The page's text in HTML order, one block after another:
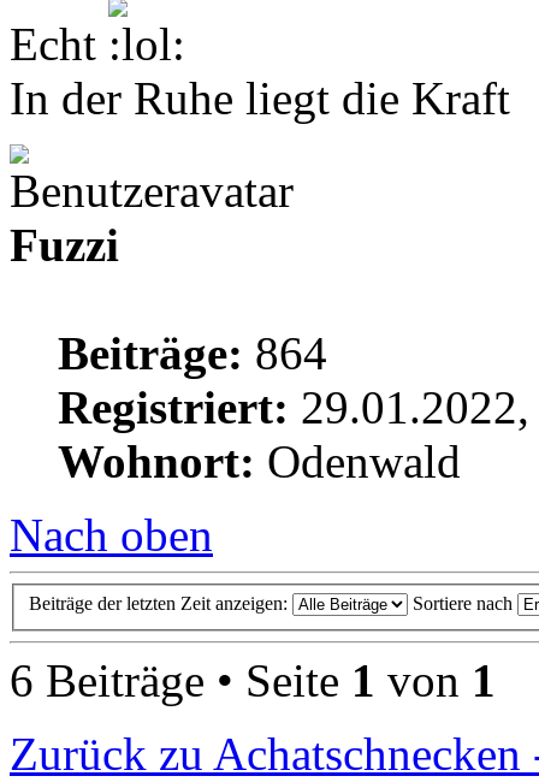
Echt
In der Ruhe liegt die Kraft
Fuzzi
Beiträge: 864
Registriert:
Wohnort: Odenwald
Nach oben
Beiträge der letzten Zeit anzeigen: Sortiere nach
6 Beiträge • Seite 1 von 1
Zurück zu